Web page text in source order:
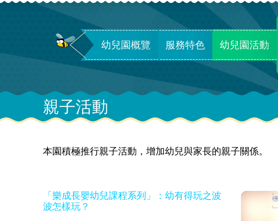
幼兒園概覽 服務特色 幼兒園活動
親子活動
本園積極推行親子活動，增加幼兒與家長的親子關係。
「樂成長嬰幼兒課程系列」：幼有得玩之波
波怎樣玩？